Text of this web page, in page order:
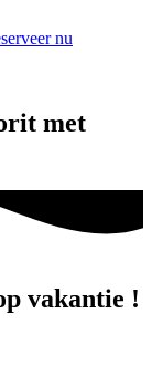
nu
met
vakantie !